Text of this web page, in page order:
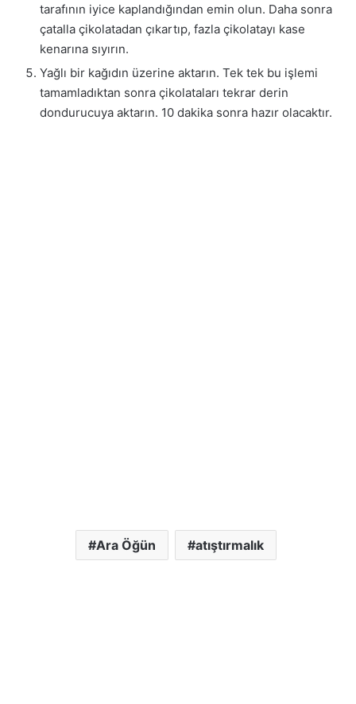
tarafının iyice kaplandığından emin olun. Daha sonra
çatalla çikolatadan çıkartıp, fazla çikolatayı kase
kenarına sıyırın.
Yağlı bir kağıdın üzerine aktarın. Tek tek bu işlemi
tamamladıktan sonra çikolataları tekrar derin
dondurucuya aktarın. 10 dakika sonra hazır olacaktır.
Ara Öğün atıştırmalık